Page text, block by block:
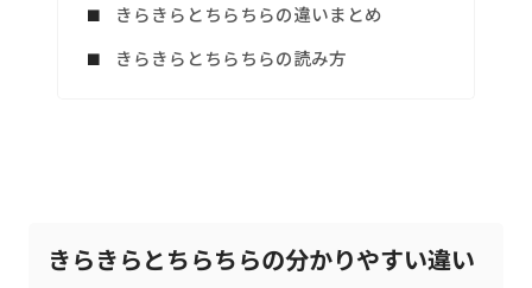
きらきらとちらちらの違いまとめ
きらきらとちらちらの読み方
きらきらとちらちらの分かりやすい違い